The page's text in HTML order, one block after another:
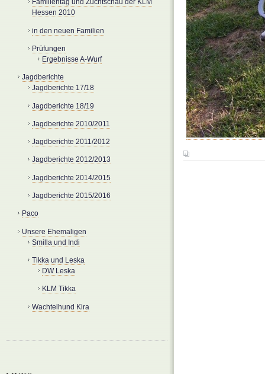
Familientag und Zuchtschau der KLM
Hessen 2010
in den neuen Familien
Prüfungen
Ergebnisse A-Wurf
Jagdberichte
Jagdberichte 17/18
Jagdberichte 18/19
Jagdberichte 2010/2011
Jagdberichte 2011/2012
Jagdberichte 2012/2013
Jagdberichte 2014/2015
Jagdberichte 2015/2016
Paco
Unsere Ehemaligen
Smilla und Indi
Tikka und Leska
DW Leska
KLM Tikka
Wachtelhund Kira